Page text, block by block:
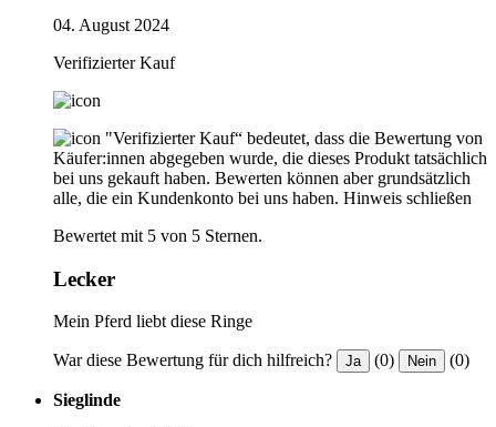
04. August 2024
Verifizierter Kauf
"Verifizierter Kauf“ bedeutet, dass die Bewertung von
Käufer:innen abgegeben wurde, die dieses Produkt tatsächlich
bei uns gekauft haben. Bewerten können aber grundsätzlich
alle, die ein Kundenkonto bei uns haben. Hinweis schließen
Bewertet mit 5 von 5 Sternen.
Lecker
Mein Pferd liebt diese Ringe
War diese Bewertung für dich hilfreich? Ja (0) Nein (0)
Sieglinde